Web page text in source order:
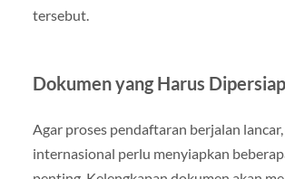
tersebut.
Dokumen yang Harus
Agar proses pendaftaran berjalan
internasional perlu menyiapkan